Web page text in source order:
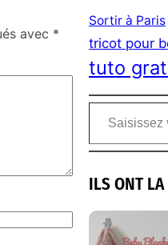
avec *
Sortir à Paris
tricot pour
tuto
Saisissez votre adresse e-mail…
ILS ONT LA